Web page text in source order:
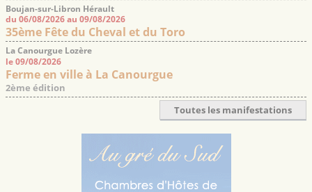
Boujan-sur-Libron Hérault
du 06/08/2026 au 09/08/2026
35ème Fête du Cheval et du Toro
La Canourgue Lozère
le 09/08/2026
Ferme en ville à La Canourgue
2ème édition
Toutes les manifestations